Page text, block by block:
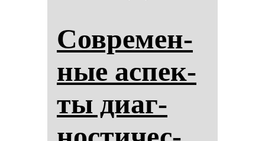
Сов­ре­мен­
ные ас­пек­
ты ди­аг­